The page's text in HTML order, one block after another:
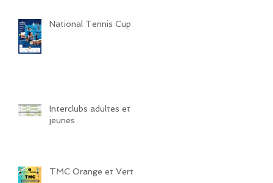
National Tennis Cup
Interclubs adultes et
jeunes
TMC Orange et Vert